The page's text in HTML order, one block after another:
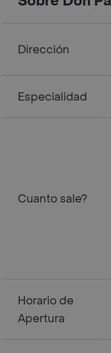
Dirección
Especialidad
Cuanto sale?
Horario de
Apertura